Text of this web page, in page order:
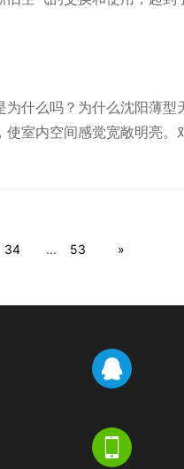
什么吗？为什么沈阳薄型
室内空间感觉宽敞明亮。
34 ... 53 »

